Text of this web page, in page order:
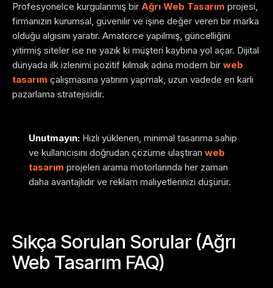
Profesyonelce kurgulanmış bir Ağrı Web Tasarım projesi,
firmanızın kurumsal, güvenilir ve işine değer veren bir marka
olduğu algısını yaratır. Amatörce yapılmış, güncelliğini
yitirmiş siteler ise ne yazık ki müşteri kaybına yol açar. Dijital
dünyada ilk izlenimi pozitif kılmak adına modern bir web
tasarım çalışmasına yatırım yapmak, uzun vadede en karlı
pazarlama stratejisidir.
Unutmayın: Hızlı yüklenen, minimal tasarıma sahip
ve kullanıcısını doğrudan çözüme ulaştıran web
tasarım projeleri arama motorlarında her zaman
daha avantajlıdır ve reklam maliyetlerinizi düşürür.
Sıkça Sorulan Sorular (Ağrı
Web Tasarım FAQ)